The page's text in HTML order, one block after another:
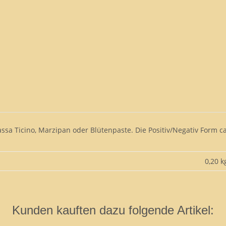
Ticino, Marzipan oder Blütenpaste. Die Positiv/Negativ Form
0,20
Kunden kauften dazu folgende Artikel: